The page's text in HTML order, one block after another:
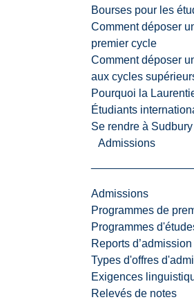
Bourses pour les
Comment déposer
premier cycle
Comment déposer
aux cycles
Pourquoi la
Étudiants
Se rendre à Sudbury
Admissions
Admissions
Programmes de
Programmes
Reports d’admission
Types d'offres
Exigences
Relevés de notes